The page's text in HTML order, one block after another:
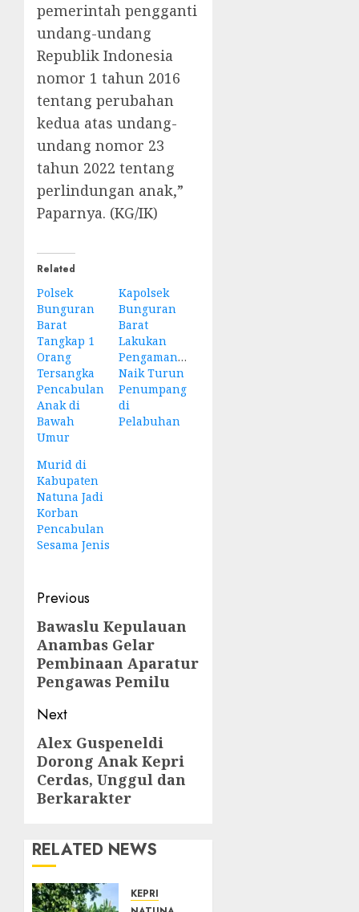
pemerintah pengganti
undang-undang
Republik Indonesia
nomor 1 tahun 2016
tentang perubahan
kedua atas undang-
undang nomor 23
tahun 2022 tentang
perlindungan anak,”
Paparnya. (KG/IK)
Related
Polsek
Bunguran
Barat
Tangkap 1
Orang
Tersangka
Pencabulan
Anak di
Bawah
Umur
Kapolsek
Bunguran
Barat
Lakukan
Pengamanan
Naik Turun
Penumpang
di
Pelabuhan
Murid di
Kabupaten
Natuna Jadi
Korban
Pencabulan
Sesama Jenis
Post
navigation
Previous
Previous
post:
Bawaslu Kepulauan
Anambas Gelar
Pembinaan Aparatur
Pengawas Pemilu
Next
Next
post:
Alex Guspeneldi
Dorong Anak Kepri
Cerdas, Unggul dan
Berkarakter
RELATED NEWS
KEPRI